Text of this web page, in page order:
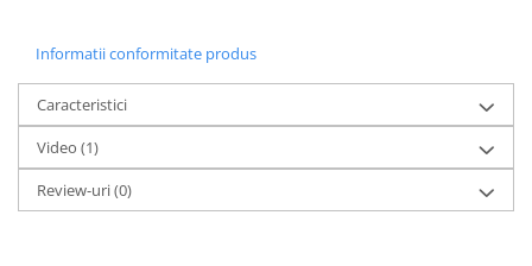
Informatii conformitate produs
Caracteristici
Video (1)
Review-uri(0)